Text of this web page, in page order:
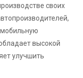
своих
высокой
улучшить